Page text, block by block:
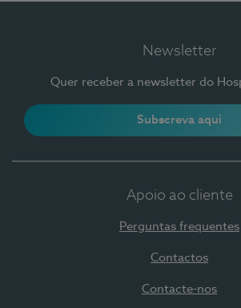
Newsletter
Quer receber a newsletter do
Subscreva aqui
Apoio ao cliente
Perguntas frequentes
Contactos
Contacte-nos